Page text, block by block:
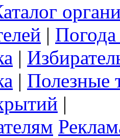
|
|
| Полезные
|